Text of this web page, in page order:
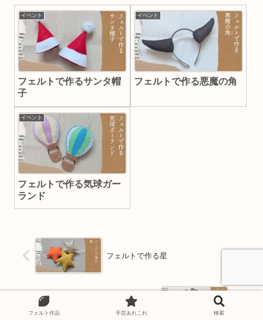
あまなつをフォローする
こちらもどうぞ
イベント
イベント
フェルト作品 手芸あれこれ 検索